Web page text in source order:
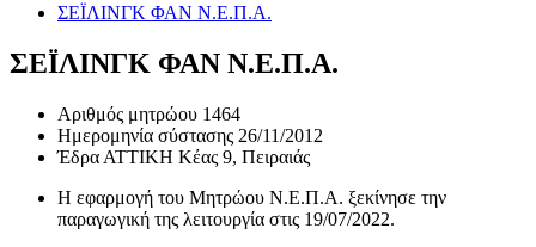
ΣΕΪΛΙΝΓΚ ΦΑΝ Ν.Ε.Π.Α.
ΣΕΪΛΙΝΓΚ ΦΑΝ Ν.Ε.Π.Α.
Αριθμός μητρώου 1464
Ημερομηνία σύστασης 26/11/2012
Έδρα ΑΤΤΙΚΗ Κέας 9, Πειραιάς
Η εφαρμογή του Μητρώου Ν.Ε.Π.Α. ξεκίνησε την
παραγωγική της λειτουργία στις 19/07/2022.